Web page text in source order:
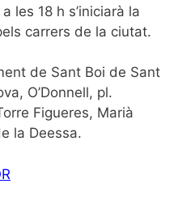
les 18 h s’iniciarà la
carrers de la ciutat.
de Sant Boi de Sant
O’Donnell, pl.
Figueres, Marià
la Deessa.